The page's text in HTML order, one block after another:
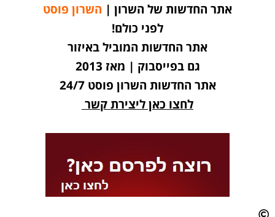
אתר החדשות של השרון | השרון פוסט
לפני כולם!
אתר החדשות המוביל באיזור
גם בפייסבוק | מאז 2013
אתר החדשות השרון פוסט 24/7
לחצו כאן ליצירת קשר